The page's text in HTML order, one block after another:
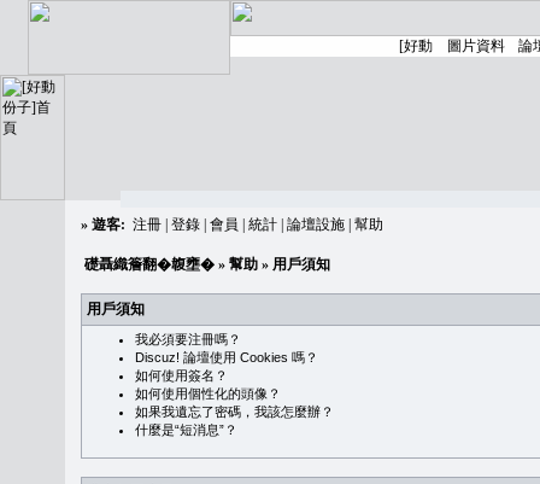
» 遊客: 注冊 登錄 會員 統計 論壇設施 幫助
礎聶織簷翻�䪖壅� » 幫助 » 用戶須知
用戶須知
我必須要注冊嗎？
Discuz! 論壇使用 Cookies 嗎？
如何使用簽名？
如何使用個性化的頭像？
如果我遺忘了密碼，我該怎麼辦？
什麼是“短消息”？